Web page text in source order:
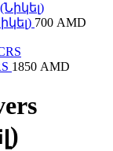
700 AMD
1850 AMD